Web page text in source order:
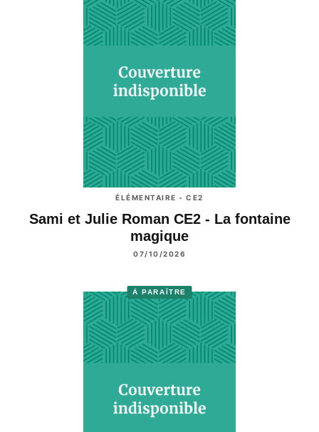
ÉLÉMENTAIRE - CE2
Sami et Julie Roman CE2 - La fontaine
magique
07/10/2026
À PARAÎTRE